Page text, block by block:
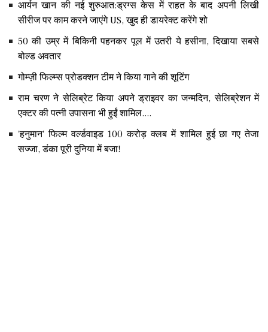
आर्यन खान की नई शुरुआत:ड्रग्स केस में राहत के बाद अपनी लिखी
सीरीज पर काम करने जाएंगे US, खुद ही डायरेक्ट करेंगे शो
50 की उम्र में बिकिनी पहनकर पूल में उतरी ये हसीना, दिखाया सबसे
बोल्ड अवतार
गोम्ज़ी फिल्म्स प्रोडक्शन टीम ने किया गाने की शूटिंग
राम चरण ने सेलिब्रेट किया अपने ड्राइवर का जन्मदिन, सेलिब्रेशन में
एक्टर की पत्नी उपासना भी हुईं शामिल....
'हनुमान' फिल्म वर्ल्डवाइड 100 करोड़ क्लब में शामिल हुई छा गए तेजा
सज्जा, डंका पूरी दुनिया में बजा!